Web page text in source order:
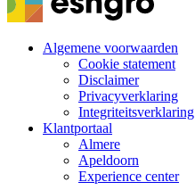
Algemene voorwaarden
Cookie statement
Disclaimer
Privacyverklaring
Integriteitsverklaring
Klantportaal
Almere
Apeldoorn
Experience center